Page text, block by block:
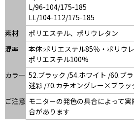
L/96-104/175-185
LL/104-112/175-185
素材
ポリエステル、ポリウレタン
混率
本体:ポリエステル85％・ポリウ
ポリエステル100%
カラー 52.ブラック /54.ホワイト /60.ブ
迷彩 /70.カチオングレー×ブラッ
ご注意 モニターの発色の具合によって
合があります